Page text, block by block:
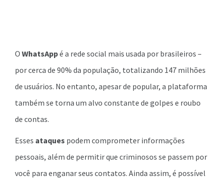
O WhatsAppé a rede social mais usada por brasileiros –
por cerca de 90% da população, totalizando 147 milhões
de usuários. No entanto, apesar de popular, a plataforma
também se torna um alvo constante de golpes e roubo
de contas.
Esses ataques podem comprometer informações
pessoais, além de permitir que criminosos se passem por
você para enganar seus contatos. Ainda assim, é possível